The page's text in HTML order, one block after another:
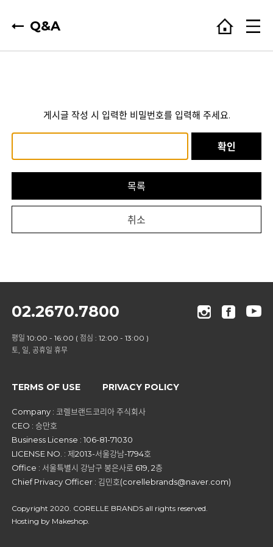
Q&A
게시글 작성 시 입력한 비밀번호를 입력해 주세요.
확인
목록
취소
02.2670.7800
평일 10:00 - 16:00 ( 점심 : 12:00 - 13:00 )
토, 일, 공휴일 휴무
TERMS OF USE PRIVACY POLICY
Company : 코렐브랜드코리아 주식회사
CEO : 승만호
Business License : 106-81-71030
LICENSE NO. : 제2013-서울강남-1794호
Office : 서울특별시 강남구 봉은사로 619, 2층
Chief Privacy Officer : 김민호(corellebrands@naver.com)
Copyright 2020. CORELLE BRANDS all rights reserved.
Hosting by Makeshop.